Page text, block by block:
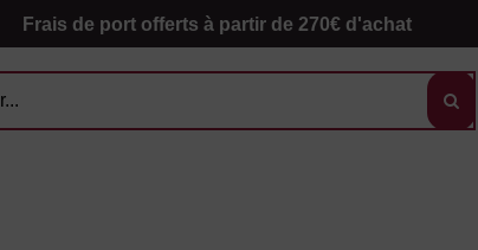
Frais de port offerts à partir de 270€ d'achat